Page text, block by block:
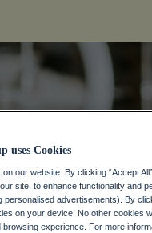
uses Cookies
our website. By clicking “Accept
site, to enhance functionality and
personalised advertisements). By
on your device. No other cookies
browsing experience. For more